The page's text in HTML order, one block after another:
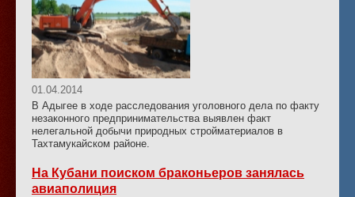
01.04.2014
В Адыгее в ходе расследования уголовного дела по факту
незаконного предпринимательства выявлен факт
нелегальной добычи природных стройматериалов в
Тахтамукайском районе.
На Кубани поиском браконьеров занялась
авиаполиция